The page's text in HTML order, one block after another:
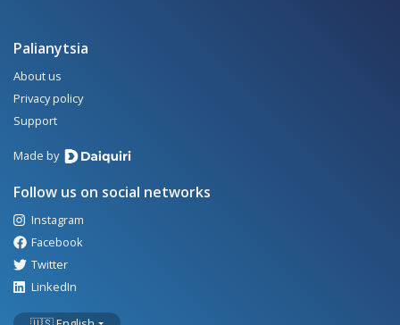
Palianytsia
About us
Privacy policy
Support
Made by
Follow us on social networks
Instagram
Facebook
Twitter
LinkedIn